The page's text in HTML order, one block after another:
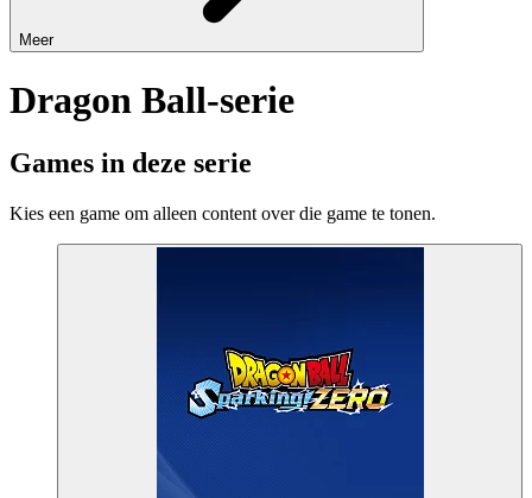
Meer
Dragon Ball-serie
Games in deze serie
Kies een game om alleen content over die game te tonen.